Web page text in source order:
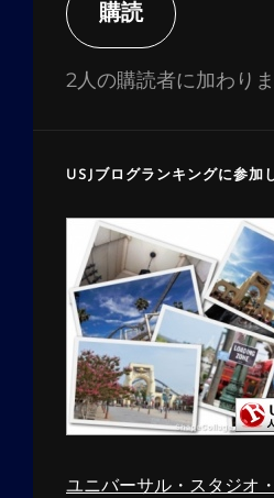
ア
ド
レ
購読
2人の購読者に加わり
USJブログランキングに参加
ユニバーサル・スタジオ